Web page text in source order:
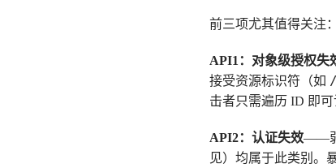
前三项尤其值得关注：
API1：对象级授权失
接受资源标识符（如
击者只需遍历 ID 即可
API2：认证失效——弱
见）均属于此类别。